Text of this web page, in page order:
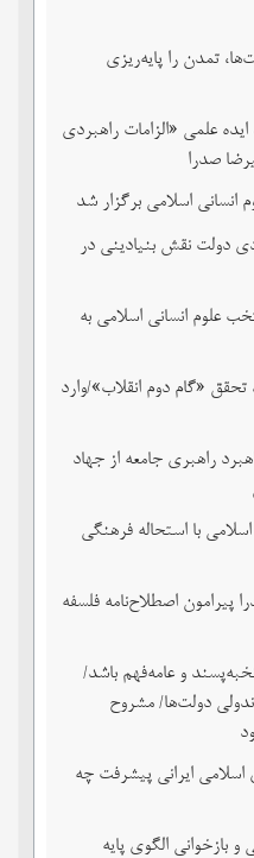
تمدن را پایه‌ریزی
علمی «الزامات راهبردی
صدرا
اسلامی برگزار شد
دولت نقش بنیادینی در
علوم انسانی اسلامی به
«گام دوم انقلاب»/وارد
راهبری جامعه از جهاد
با استحاله فرهنگی
پیرامون اصطلاح‌نامه فلسفه
و عامه‌فهم باشد/
دولت‌ها/ مشروح
ایرانی پیشرفت چه
بازخوانی الگوی پایه